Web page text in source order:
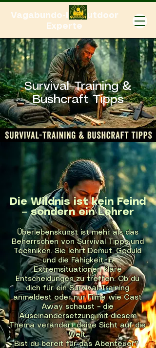
Vagabundo-Ihr Outdoor
Experte
Survival-Training &
Bushcraft Tipps
Die Wildnis ist kein Feind
– sondern ein Lehrer
Überlebenskunst ist mehr als das
Beherrschen von Survival Tipps und
Techniken. Sie lehrt Demut, Geduld
und die Fähigkeit, in
Extremsituationen klare
Entscheidungen zu treffen. Ob du
dich für ein Survival-Training
anmeldest oder nur Filme wie Cast
Away schaust – die
Auseinandersetzung mit diesem
Thema verändert deine Sicht auf die
Welt.
Bist du bereit für das Abenteuer?